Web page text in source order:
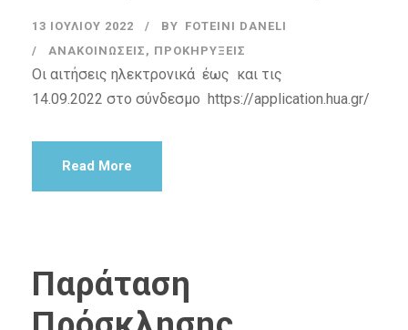
13 ΙΟΥΛΊΟΥ 2022 BY FOTEINI DANELI
ΑΝΑΚΟΙΝΏΣΕΙΣ , ΠΡΟΚΗΡΎΞΕΙΣ
Οι αιτήσεις ηλεκτρονικά έως και τις
14.09.2022 στο σύνδεσμο https://application.hua.gr/
Read More
Παράταση